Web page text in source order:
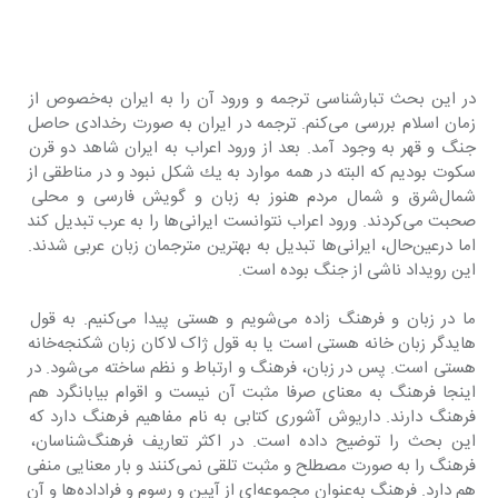
در این بحث تبارشناسی ترجمه و ورود آن را به ایران به‌خصوص از
زمان اسلام بررسی می‌کنم. ترجمه در ایران به صورت رخدادی حاصل
جنگ و قهر به وجود آمد. بعد از ورود اعراب به ایران شاهد دو قرن
سکوت بودیم که البته در همه موارد به يك شكل نبود و در مناطقی از
شمال‌شرق و شمال مردم هنوز به زبان و گویش فارسی و محلی
صحبت می‌کردند. ورود اعراب نتوانست ایرانی‌ها را به عرب تبدیل کند
اما درعین‌حال، ایرانی‌ها تبدیل به بهترین مترجمان زبان عربی شدند.
این رویداد ناشی از جنگ بوده است.
ما در زبان و فرهنگ زاده می‌شویم و هستی پیدا می‌کنیم. به قول
هایدگر زبان خانه هستی است یا به قول ژاک لاکان زبان شکنجه‌خانه
هستی است. پس در زبان، فرهنگ و ارتباط و نظم ساخته می‌شود. در
اینجا فرهنگ به معنای صرفا مثبت آن نیست و اقوام بیابانگرد هم
فرهنگ دارند. داریوش آشوری کتابی به نام مفاهیم فرهنگ دارد که
این بحث را توضیح داده است. در اکثر تعاریف فرهنگ‌شناسان،
فرهنگ را به صورت مصطلح و مثبت تلقی نمی‌کنند و بار معنایی منفی
هم دارد. فرهنگ به‌عنوان مجموعه‌ای از آیین و رسوم و فراداده‌ها و آن